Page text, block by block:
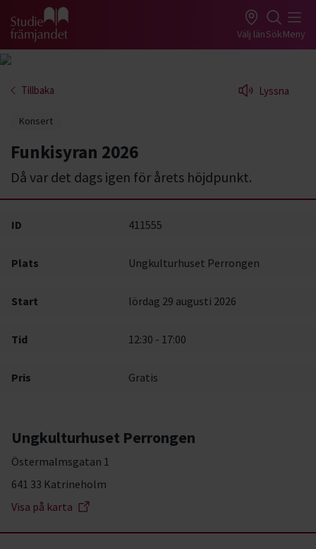
Gå till studiefrämjandets startsida Välj länSökMeny
Tillbaka Lyssna
Konsert
Funkisyran 2026
Då var det dags igen för årets höjdpunkt.
ID 411555
Plats Ungkulturhuset Perrongen
Start lördag 29 augusti 2026
Tid 12:30 - 17:00
Pris Gratis
Ungkulturhuset Perrongen
Östermalmsgatan 1
641 33 Katrineholm
Visa på karta